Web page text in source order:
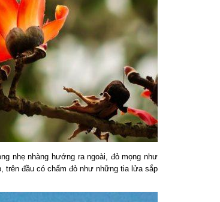
nhẹ nhàng hướng ra ngoài, đỏ mọng như
đầu có chấm đỏ như những tia lửa sắp